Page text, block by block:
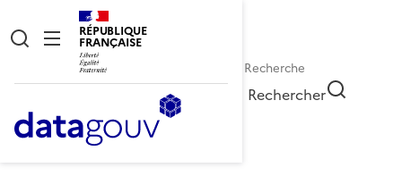
RÉPUBLIQUE
FRANÇAISE
Rechercher